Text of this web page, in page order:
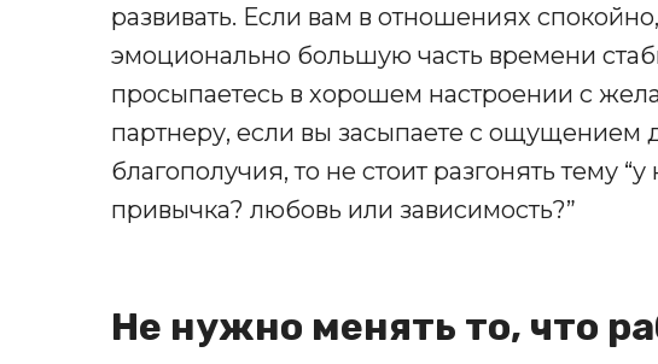
развивать. Если вам в отношениях
эмоционально большую часть времени
просыпаетесь в хорошем настроении с
партнеру, если вы засыпаете с ощущением
благополучия, то не стоит разгонять тему
привычка? любовь или зависимость?”
Не нужно менять то, что